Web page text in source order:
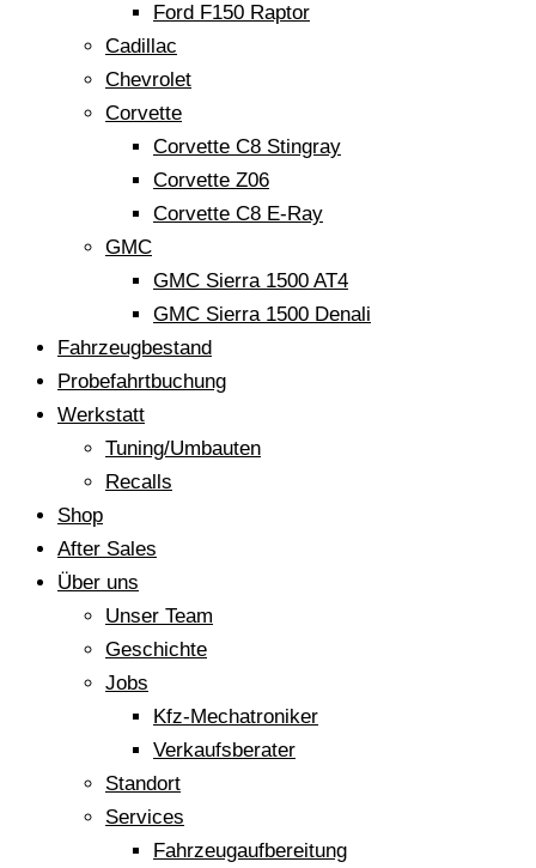
Ford F150 Raptor
Cadillac
Chevrolet
Corvette
Corvette C8 Stingray
Corvette Z06
Corvette C8 E-Ray
GMC
GMC Sierra 1500 AT4
GMC Sierra 1500 Denali
Fahrzeugbestand
Probefahrtbuchung
Werkstatt
Tuning/Umbauten
Recalls
Shop
After Sales
Über uns
Unser Team
Geschichte
Jobs
Kfz-Mechatroniker
Verkaufsberater
Standort
Services
Fahrzeugaufbereitung